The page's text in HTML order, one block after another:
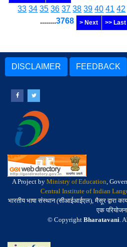
33 34 35 36 37 38 39 40 41 42
........3768 > Next >> Last
DISCLAIMER FEEDBACK
A Project by Ministry of Education,
Central Institute of Indian
भारतीय भाषा संस्थान (सीआईआईएल), मैसूर द्वारा
एक
© Copyright Bharatavani.